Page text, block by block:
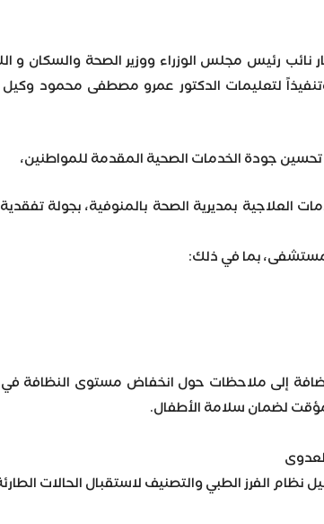
نائب رئيس مجلس الوزراء ووزير الصحة والسكان
لتعليمات الدكتور عمرو مصطفى محمود
جودة الخدمات الصحية المقدمة للمواطنين،
العلاجية بمديرية الصحة بالمنوفية، بجولة
بما في ذلك:
إلى ملاحظات حول انخفاض مستوى النظافة
لضمان سلامة الأطفال.
الفرز الطبي والتصنيف لاستقبال الحالات